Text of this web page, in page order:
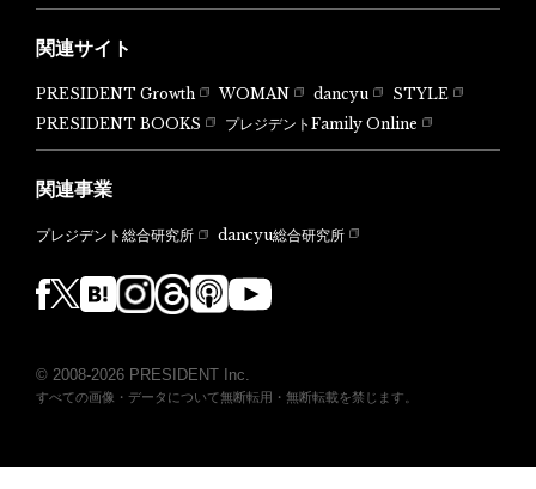
関連サイト
PRESIDENT Growth WOMAN dancyu
STYLE
PRESIDENT BOOKS
プレジデントFamily Online
関連事業
プレジデント総合研究所 dancyu総合研究所
© 2008-2026 PRESIDENT Inc.
すべての画像・データについて無断転用・無断転載を禁じます。